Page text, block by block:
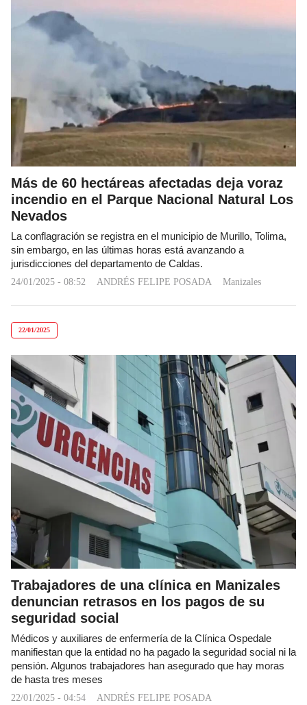
Más de 60 hectáreas afectadas deja voraz
incendio en el Parque Nacional Natural Los
Nevados
La conflagración se registra en el municipio de Murillo, Tolima,
sin embargo, en las últimas horas está avanzando a
jurisdicciones del departamento de Caldas.
24/01/2025 - 08:52 ANDRÉS FELIPE POSADA Manizales
22/01/2025
Trabajadores de una clínica en Manizales
denuncian retrasos en los pagos de su
seguridad social
Médicos y auxiliares de enfermería de la Clínica Ospedale
manifiestan que la entidad no ha pagado la seguridad social ni la
pensión. Algunos trabajadores han asegurado que hay moras
de hasta tres meses
22/01/2025 - 04:54 ANDRÉS FELIPE POSADA